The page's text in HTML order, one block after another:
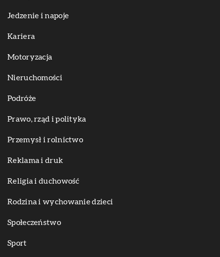
Jedzenie i napoje
Kariera
Motoryzacja
Nieruchomości
Podróże
Prawo, rząd i polityka
Przemysł i rolnictwo
Reklama i druk
Religia i duchowość
Rodzina i wychowanie dzieci
Społeczeństwo
Sport